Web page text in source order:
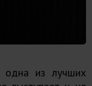
одна из лучших